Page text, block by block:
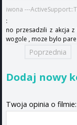
iwona ---
:
no przesadzili z akcja z
wogole , moze bylo pare
Poprzednia
Dodaj nowy
Twoja opinia o filmie: